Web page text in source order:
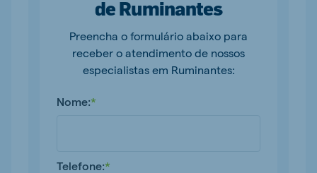
de Ruminantes
Preencha o formulário abaixo para
receber o atendimento de nossos
especialistas em Ruminantes:
*
Nome:
*
Telefone: